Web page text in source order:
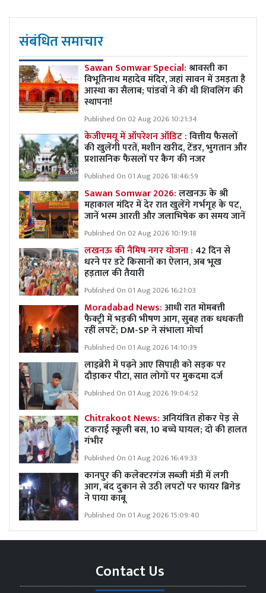
संबंधित समाचार
Sawan Somwar Special:श्रावस्ती का
विभूतिनाथ महादेव मंदिर, जहां सावन में उमड़ता है
आस्था का सैलाब; पांडवों ने की थी शिवलिंग की
स्थापना!
Published On 02 Aug 2026 10:21:34
केजीएमयू में ऑपरेशन ऑडिट :वित्तीय फैसलों
की खुलेंगी परतें, मशीन खरीद, टेंडर, भुगतान और
प्रशासनिक फैसलों पर कैग की नजर
Published On 01 Aug 2026 18:46:59
Sawan Somwar 2026:लखनऊ के श्री
महाकाल मंदिर में देर रात खुलेंगे गर्भगृह के पट,
जानें भस्म आरती और जलाभिषेक का समय जानें
Published On 02 Aug 2026 10:19:18
लखनऊ की नैमिष नगर योजना : 42 दिन से
धरने पर डटे किसानों का ऐलान, अब भूख
हड़ताल की तैयारी
Published On 01 Aug 2026 16:21:03
Moradabad News:आधी रात मोमबत्ती
फैक्ट्री में भड़की भीषण आग, सुबह तक धधकती
रहीं लपटें; DM-SP ने संभाला मोर्चा
Published On 01 Aug 2026 14:10:39
लाइब्रेरी में पढ़ने आए सिपाही को सड़क पर
दौड़ाकर पीटा, सात लोगों पर मुकदमा दर्ज
Published On 01 Aug 2026 19:04:52
Chitrakoot News:अनियंत्रित होकर पेड़ से
टकराई स्कूली बस, 10 बच्चे घायल; दो की हालत
गंभीर
Published On 01 Aug 2026 16:49:33
कानपुर की कलेक्टरगंज सब्जी मंडी में लगी
आग, बंद दुकान से उठी लपटों पर फायर ब्रिगेड
ने पाया काबू
Published On 01 Aug 2026 15:09:40
Contact Us